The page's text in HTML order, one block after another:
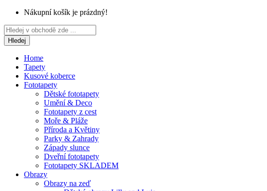
Nákupní košík je prázdný!
Hledej
Home
Tapety
Kusové koberce
Fototapety
Dětské fototapety
Umění & Deco
Fototapety z cest
Moře & Pláže
Příroda a Květiny
Parky & Zahrady
Západy slunce
Dveřní fototapety
Fototapety SKLADEM
Obrazy
Obrazy na zeď